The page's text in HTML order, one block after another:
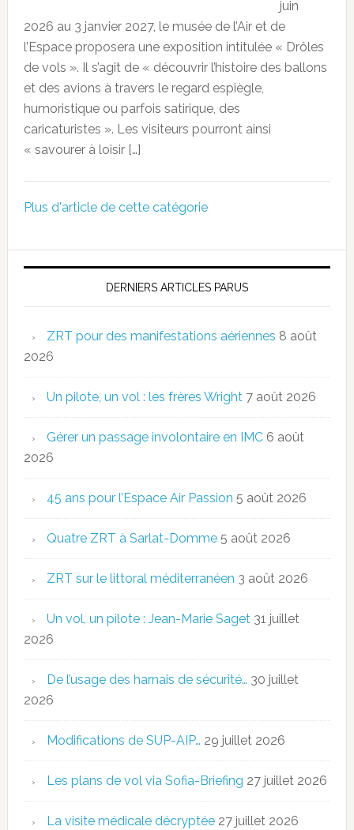
juin
2026 au 3 janvier 2027, le musée de l’Air et de
l’Espace proposera une exposition intitulée « Drôles
de vols ». Il s’agit de « découvrir l’histoire des ballons
et des avions à travers le regard espiègle,
humoristique ou parfois satirique, des
caricaturistes ». Les visiteurs pourront ainsi
« savourer à loisir […]
Plus d'article de cette catégorie
DERNIERS ARTICLES PARUS
ZRT pour des manifestations aériennes 8 août
2026
Un pilote, un vol : les frères Wright 7 août 2026
Gérer un passage involontaire en IMC 6 août
2026
45 ans pour l’Espace Air Passion 5 août 2026
Quatre ZRT à Sarlat-Domme 5 août 2026
ZRT sur le littoral méditerranéen 3 août 2026
Un vol, un pilote : Jean-Marie Saget 31 juillet
2026
De l’usage des harnais de sécurité… 30 juillet
2026
Modifications de SUP-AIP… 29 juillet 2026
Les plans de vol via Sofia-Briefing 27 juillet 2026
La visite médicale décryptée 27 juillet 2026